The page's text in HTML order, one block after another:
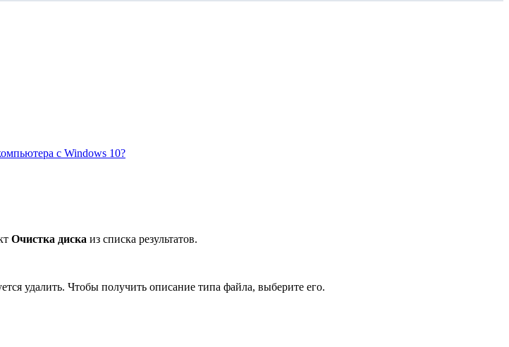
с Windows 10?
Очистка диска из списка результатов.
удалить. Чтобы получить описание типа файла, выберите его.